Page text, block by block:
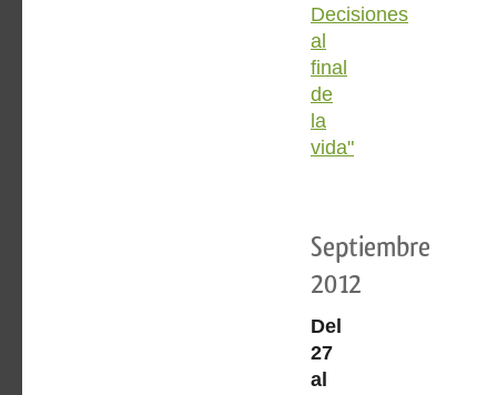
Decisiones
al
final
de
la
vida"
Septiembre
2012
Del
27
al